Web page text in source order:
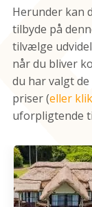
Herunder kan
tilbyde på
tilvælge
når du bliver
du har valgt
priser (eller
uforpligtende